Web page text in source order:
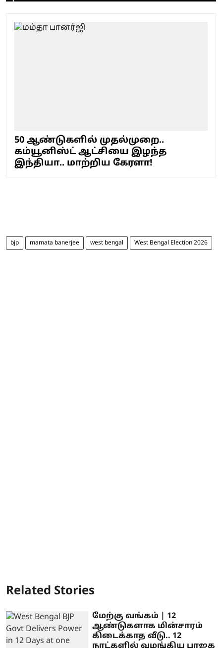
50 ஆண்டுகளில் முதல்முறை..
கம்யூனிஸ்ட் ஆட்சியை இழந்த
இந்தியா.. மாற்றிய கேரளா!
bjp mamata banerjee west bengal West Bengal Election 2026
Related Stories
மேற்கு வங்கம் | 12
ஆண்டுகளாக மின்சாரம்
கிடைக்காத வீடு.. 12